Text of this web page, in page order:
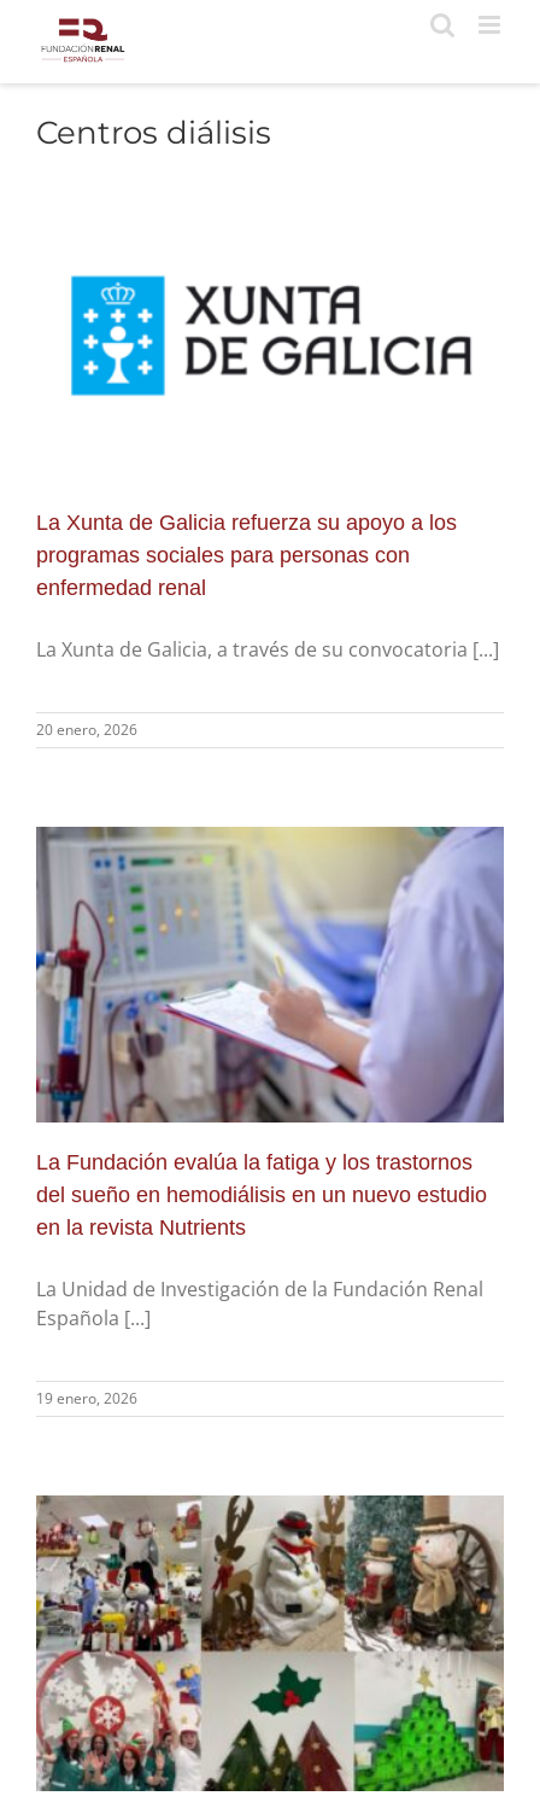
contenido
Centros diálisis
La Xunta de Galicia refuerza su apoyo a los
programas sociales para personas con
enfermedad renal
La Xunta de Galicia, a través de su convocatoria [...]
20 enero, 2026
La Fundación evalúa la fatiga y los trastornos
del sueño en hemodiálisis en un nuevo estudio
en la revista Nutrients
La Unidad de Investigación de la Fundación Renal
Española [...]
19 enero, 2026